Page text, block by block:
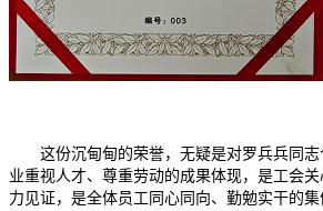
这份沉甸甸的荣誉，无疑是对罗兵兵同
业重视人才、尊重劳动的成果体现，是工会
力见证，是全体员工同心同向、勤勉实干的